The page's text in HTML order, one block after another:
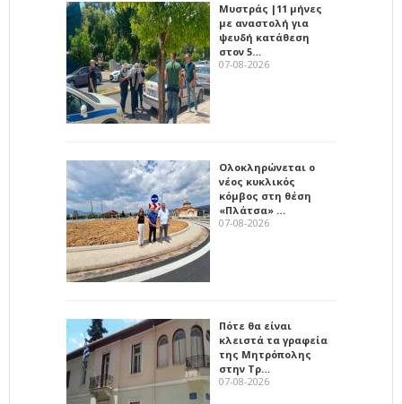
Μυστράς |11 μήνες
με αναστολή για
ψευδή κατάθεση
στον 5…
07-08-2026
Ολοκληρώνεται ο
νέος κυκλικός
κόμβος στη θέση
«Πλάτσα» …
07-08-2026
Πότε θα είναι
κλειστά τα γραφεία
της Μητρόπολης
στην Τρ…
07-08-2026